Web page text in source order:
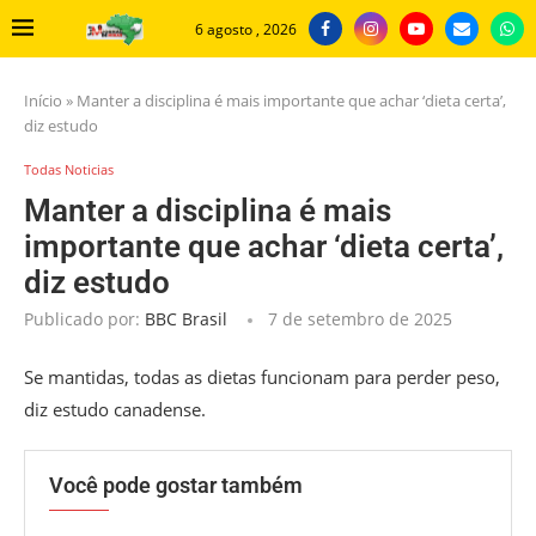
6 agosto , 2026
Início » Manter a disciplina é mais importante que achar ‘dieta certa’,
diz estudo
Todas Noticias
Manter a disciplina é mais
importante que achar ‘dieta certa’,
diz estudo
Publicado por: BBC Brasil 7 de setembro de 2025
Se mantidas, todas as dietas funcionam para perder peso,
diz estudo canadense.
Você pode gostar também